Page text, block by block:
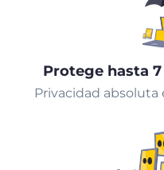
Protege hasta
Privacidad